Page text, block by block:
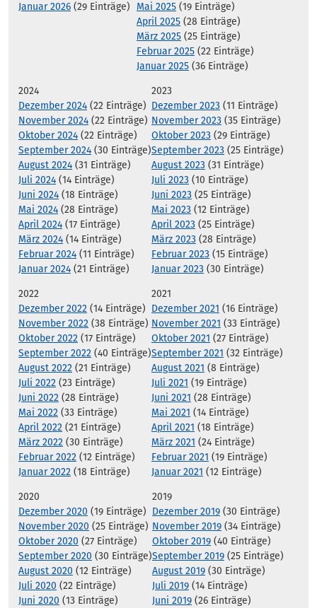
Januar 2026 (29 Einträge) Mai 2025 (19 Einträge)
April 2025 (28 Einträge)
März 2025 (25 Einträge)
Februar 2025 (22 Einträge)
Januar 2025 (36 Einträge)
2024
Dezember 2024 (22 Einträge)
November 2024 (22 Einträge)
Oktober 2024 (22 Einträge)
September 2024 (30 Einträge)
August 2024 (31 Einträge)
Juli 2024 (14 Einträge)
Juni 2024 (18 Einträge)
Mai 2024 (28 Einträge)
April 2024 (17 Einträge)
März 2024 (14 Einträge)
Februar 2024 (11 Einträge)
Januar 2024 (21 Einträge)
2023
Dezember 2023 (11 Einträge)
November 2023 (35 Einträge)
Oktober 2023 (29 Einträge)
September 2023 (25 Einträge)
August 2023 (31 Einträge)
Juli 2023 (10 Einträge)
Juni 2023 (25 Einträge)
Mai 2023 (12 Einträge)
April 2023 (25 Einträge)
März 2023 (28 Einträge)
Februar 2023 (15 Einträge)
Januar 2023 (30 Einträge)
2022
Dezember 2022 (14 Einträge)
November 2022 (38 Einträge)
Oktober 2022 (17 Einträge)
September 2022 (40 Einträge)
August 2022 (21 Einträge)
Juli 2022 (23 Einträge)
Juni 2022 (28 Einträge)
Mai 2022 (33 Einträge)
April 2022 (21 Einträge)
März 2022 (30 Einträge)
Februar 2022 (12 Einträge)
Januar 2022 (18 Einträge)
2021
Dezember 2021 (16 Einträge)
November 2021 (33 Einträge)
Oktober 2021 (27 Einträge)
September 2021 (32 Einträge)
August 2021 (8 Einträge)
Juli 2021 (19 Einträge)
Juni 2021 (28 Einträge)
Mai 2021 (14 Einträge)
April 2021 (18 Einträge)
März 2021 (24 Einträge)
Februar 2021 (19 Einträge)
Januar 2021 (12 Einträge)
2020
Dezember 2020 (19 Einträge)
November 2020 (25 Einträge)
Oktober 2020 (27 Einträge)
September 2020 (30 Einträge)
August 2020 (12 Einträge)
Juli 2020 (22 Einträge)
Juni 2020 (13 Einträge)
2019
Dezember 2019 (30 Einträge)
November 2019 (34 Einträge)
Oktober 2019 (40 Einträge)
September 2019 (25 Einträge)
August 2019 (30 Einträge)
Juli 2019 (14 Einträge)
Juni 2019 (26 Einträge)